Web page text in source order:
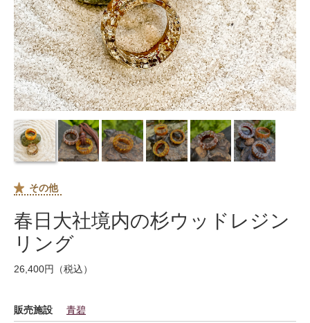
その他
春日大社境内の杉ウッドレジン
リング
26,400円（税込）
販売施設 青碧